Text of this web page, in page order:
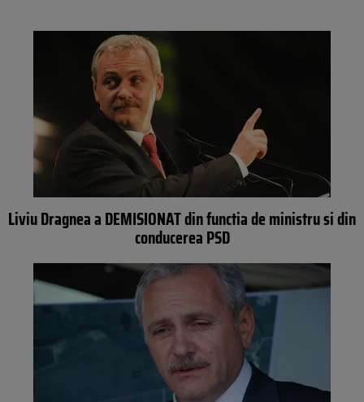
Liviu Dragnea a DEMISIONAT din functia de ministru si din
conducerea PSD